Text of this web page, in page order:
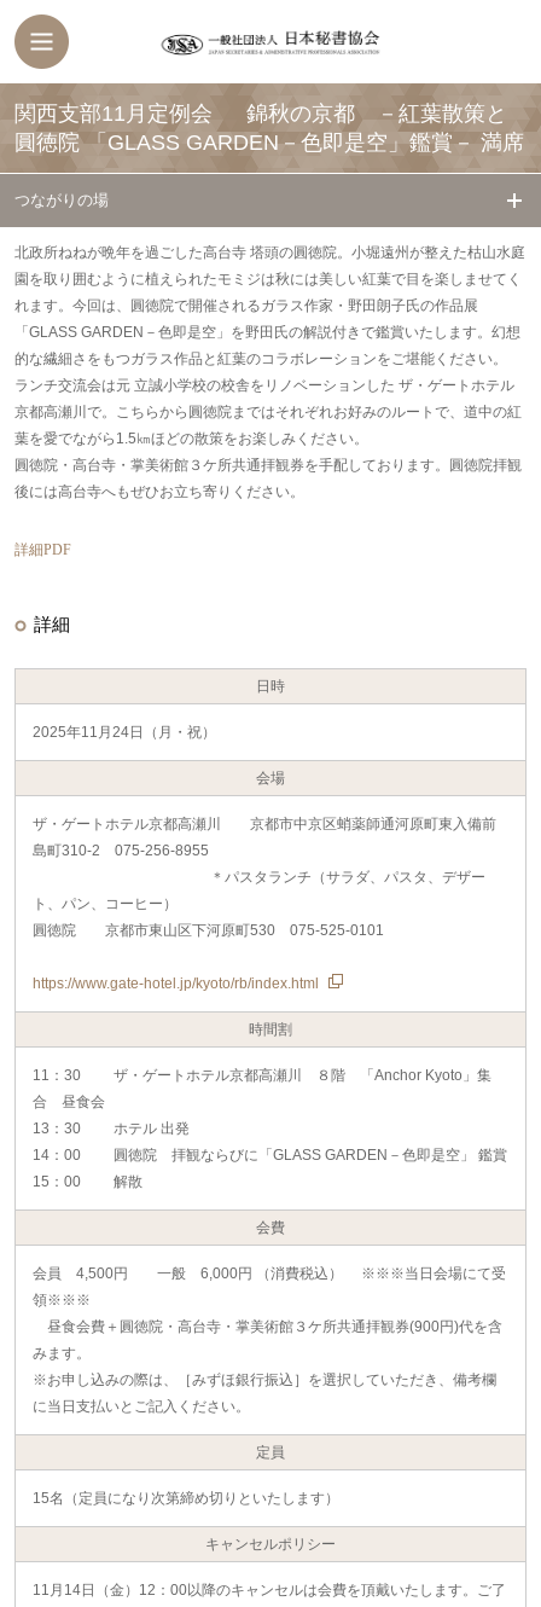
関西支部11月定例会 錦秋の京都 －紅葉散策と
圓徳院 「GLASS GARDEN－色即是空」鑑賞－ 満席
つながりの場
北政所ねねが晩年を過ごした高台寺 塔頭の圓徳院。小堀遠州が整えた枯山水庭
園を取り囲むように植えられたモミジは秋には美しい紅葉で目を楽しませてく
れます。今回は、圓徳院で開催されるガラス作家・野田朗子氏の作品展
「GLASS GARDEN－色即是空」を野田氏の解説付きで鑑賞いたします。幻想
的な繊細さをもつガラス作品と紅葉のコラボレーションをご堪能ください。
ランチ交流会は元 立誠小学校の校舎をリノベーションした ザ・ゲートホテル
京都高瀬川で。こちらから圓徳院まではそれぞれお好みのルートで、道中の紅
葉を愛でながら1.5㎞ほどの散策をお楽しみください。
圓徳院・高台寺・掌美術館３ケ所共通拝観券を手配しております。圓徳院拝観
後には高台寺へもぜひお立ち寄りください。
詳細PDF
詳細
日時
2025年11月24日（月・祝）
会場
ザ・ゲートホテル京都高瀬川 京都市中京区蛸薬師通河原町東入備前
島町310-2 075-256-8955
＊パスタランチ（サラダ、パスタ、デザー
ト、パン、コーヒー）
圓徳院 京都市東山区下河原町530 075-525-0101
https://www.gate-hotel.jp/kyoto/rb/index.html
時間割
11：30 ザ・ゲートホテル京都高瀬川 ８階 「Anchor Kyoto」集
合 昼食会
13：30 ホテル 出発
14：00 圓徳院 拝観ならびに「GLASS GARDEN－色即是空」 鑑賞
15：00 解散
会費
会員 4,500円 一般 6,000円 （消費税込） ※※※当日会場にて受
領※※※
昼食会費＋圓徳院・高台寺・掌美術館３ケ所共通拝観券(900円)代を含
みます。
※お申し込みの際は、［みずほ銀行振込］を選択していただき、備考欄
に当日支払いとご記入ください。
定員
15名（定員になり次第締め切りといたします）
キャンセルポリシー
11月14日（金）12：00以降のキャンセルは会費を頂戴いたします。ご了